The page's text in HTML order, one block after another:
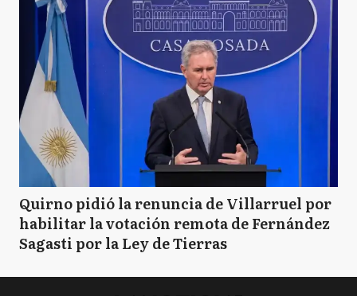
Quirno pidió la renuncia de Villarruel por
habilitar la votación remota de Fernández
Sagasti por la Ley de Tierras